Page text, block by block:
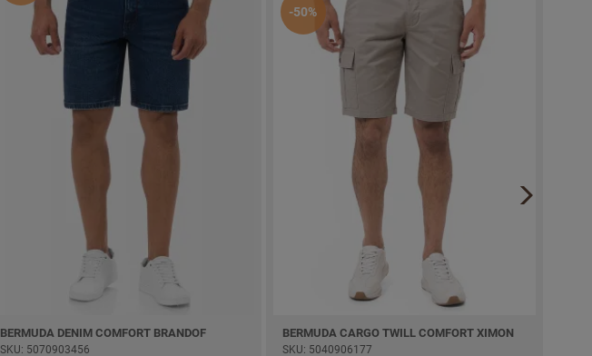
BERMUDA DENIM COMFORT BRANDOF
SKU: 5070903456
-50%
BERMUDA CARGO TWILL COMFORT XIMON
SKU: 5040906177